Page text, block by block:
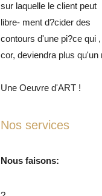
sur laquelle le client peut
libre- ment d?cider des
contours d'une pi?ce qui
cor, deviendra plus qu'un
Une Oeuvre d'ART !
Nos services
Nous faisons: